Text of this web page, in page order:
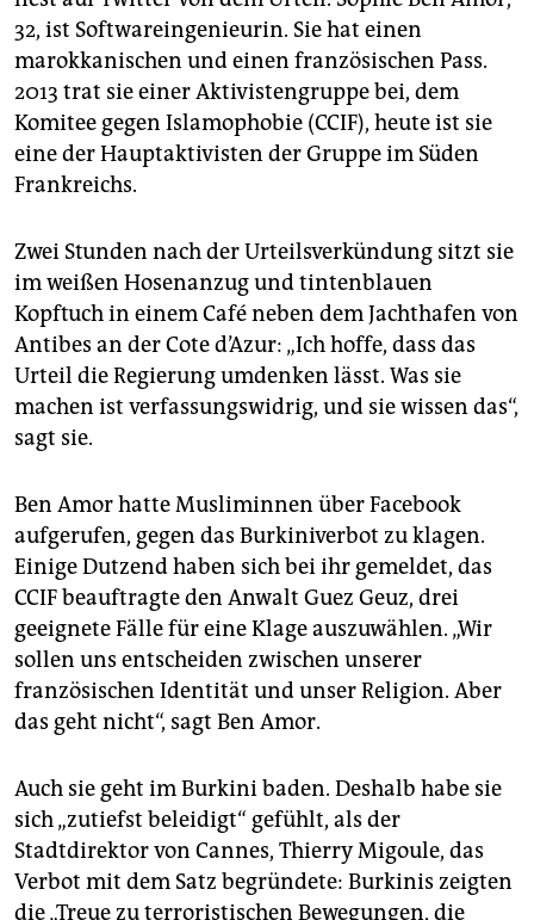
32, ist Softwareingenieurin. Sie hat einen
marokkanischen und einen französischen Pass.
2013 trat sie einer Aktivistengruppe bei, dem
Komitee gegen Islamophobie (CCIF), heute ist sie
eine der Hauptaktivisten der Gruppe im Süden
Frankreichs.
Zwei Stunden nach der Urteilsverkündung sitzt sie
im weißen Hosenanzug und tintenblauen
Kopftuch in einem Café neben dem Jachthafen von
Antibes an der Cote d’Azur: „Ich hoffe, dass das
Urteil die Regierung umdenken lässt. Was sie
machen ist verfassungswidrig, und sie wissen das“,
sagt sie.
Ben Amor hatte Musliminnen über Facebook
aufgerufen, gegen das Burkiniverbot zu klagen.
Einige Dutzend haben sich bei ihr gemeldet, das
CCIF beauftragte den Anwalt Guez Geuz, drei
geeignete Fälle für eine Klage auszuwählen. „Wir
sollen uns entscheiden zwischen unserer
französischen Identität und unser Religion. Aber
das geht nicht“, sagt Ben Amor.
Auch sie geht im Burkini baden. Deshalb habe sie
sich „zutiefst beleidigt“ gefühlt, als der
Stadtdirektor von Cannes, Thierry Migoule, das
Verbot mit dem Satz begründete: Burkinis zeigten
die „Treue zu terroristischen Bewegungen, die